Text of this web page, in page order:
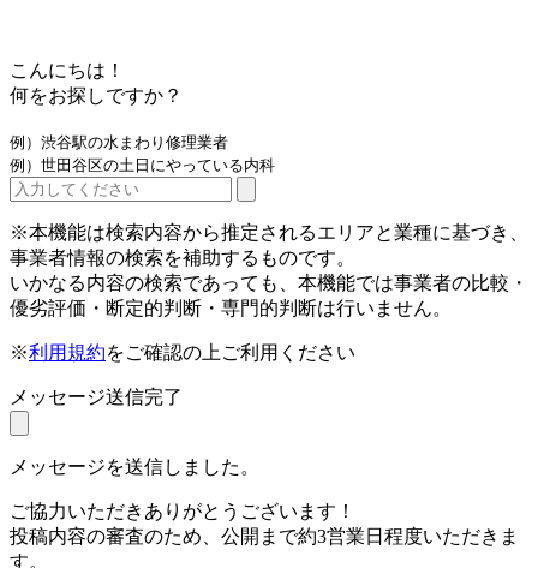
こんにちは！
何をお探しですか？
例）渋谷駅の水まわり修理業者
例）世田谷区の土日にやっている内科
※本機能は検索内容から推定されるエリアと業種に基づき、
事業者情報の検索を補助するものです。
いかなる内容の検索であっても、本機能では事業者の比較・
優劣評価・断定的判断・専門的判断は行いません。
※利用規約をご確認の上ご利用ください
メッセージ送信完了
メッセージを送信しました。
ご協力いただきありがとうございます！
投稿内容の審査のため、公開まで約3営業日程度いただきま
す。